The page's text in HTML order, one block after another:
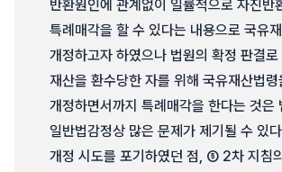
반환원인에 관계없이 일률적으로 자진반
특례매각을 할 수 있다는 내용으로 국유
개정하고자 하였으나 법원의 확정 판결로
재산을 환수당한 자를 위해 국유재산법령
개정하면서까지 특례매각을 한다는 것은
일반법감정상 많은 문제가 제기될 수 있
개정 시도를 포기하였던 점, ⑤ 2차 지침